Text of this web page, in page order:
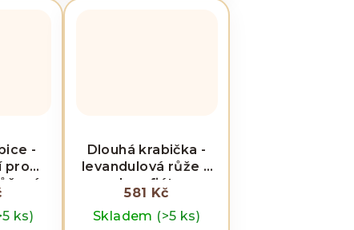
-
pro
ks)
Dlouhá krabička -
levandulová růže a
karafiát
581 Kč
Skladem (>5 ks)